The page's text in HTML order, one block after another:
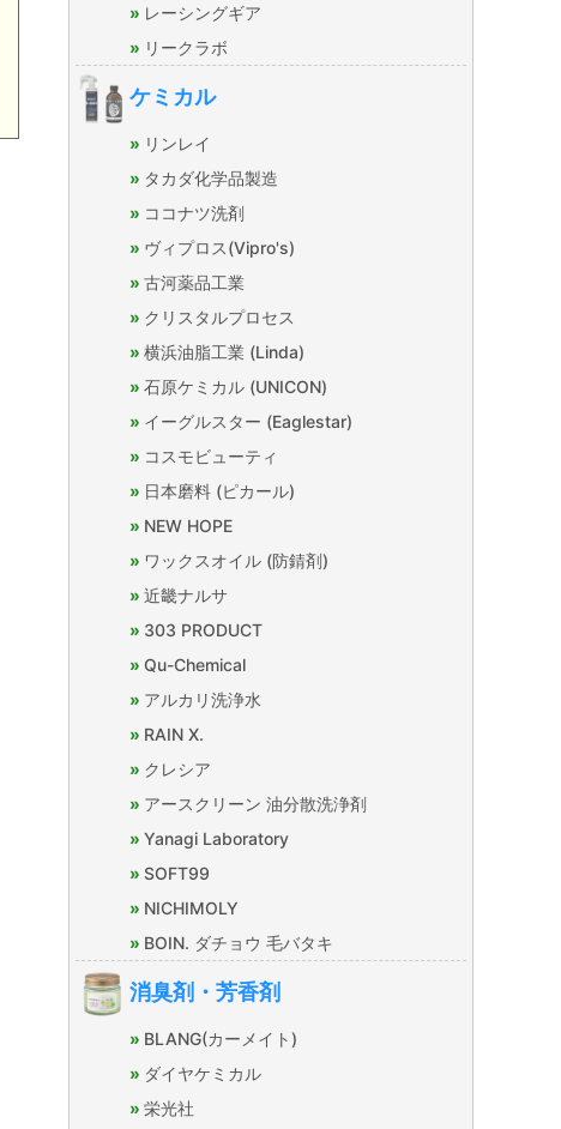
レーシングギア
リークラボ
ケミカル
リンレイ
タカダ化学品製造
ココナツ洗剤
ヴィプロス(Vipro's)
古河薬品工業
クリスタルプロセス
横浜油脂工業 (Linda)
石原ケミカル (UNICON)
イーグルスター (Eaglestar)
コスモビューティ
日本磨料 (ピカール)
NEW HOPE
ワックスオイル (防錆剤)
近畿ナルサ
303 PRODUCT
Qu-Chemical
アルカリ洗浄水
RAIN X.
クレシア
アースクリーン 油分散洗浄剤
Yanagi Laboratory
SOFT99
NICHIMOLY
BOIN. ダチョウ 毛バタキ
消臭剤・芳香剤
BLANG(カーメイト)
ダイヤケミカル
栄光社